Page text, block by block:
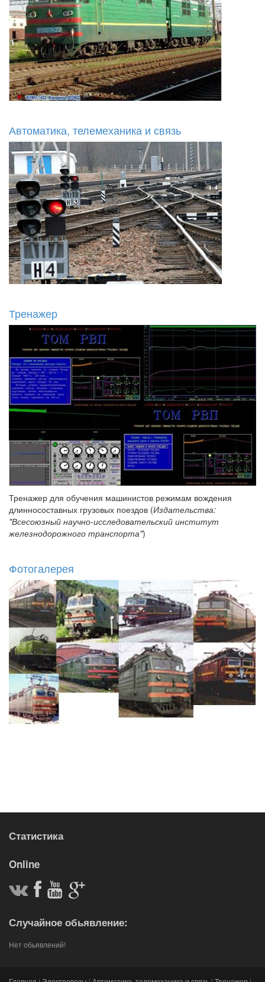
Автоматика, телемеханика и связь
Тренажер
Тренажер для обучения машинистов режимам вождения
длинносоставных грузовых поездов (Издательства:
"Всесоюзный научно-исследовательский институт
железнодорожного транспорта")
Фотогалерея
Статистика
Online
Случайное обьявление:
Нет обьявлений!